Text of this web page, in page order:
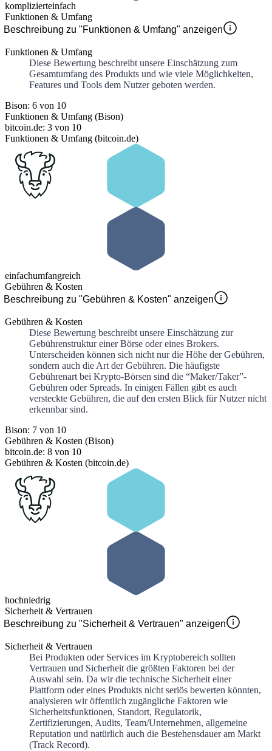
komplizierteinfach
Funktionen & Umfang
Beschreibung zu "Funktionen & Umfang" anzeigen
Funktionen & Umfang
Diese Bewertung beschreibt unsere Einschätzung zum
Gesamtumfang des Produkts und wie viele Möglichkeiten,
Features und Tools dem Nutzer geboten werden.
Bison: 6 von 10
Funktionen & Umfang (Bison)
bitcoin.de: 3 von 10
Funktionen & Umfang (bitcoin.de)
einfachumfangreich
Gebühren & Kosten
Beschreibung zu "Gebühren & Kosten" anzeigen
Gebühren & Kosten
Diese Bewertung beschreibt unsere Einschätzung zur
Gebührenstruktur einer Börse oder eines Brokers.
Unterscheiden können sich nicht nur die Höhe der Gebühren,
sondern auch die Art der Gebühren. Die häufigste
Gebührenart bei Krypto-Börsen sind die “Maker/Taker”-
Gebühren oder Spreads. In einigen Fällen gibt es auch
versteckte Gebühren, die auf den ersten Blick für Nutzer nicht
erkennbar sind.
Bison: 7 von 10
Gebühren & Kosten (Bison)
bitcoin.de: 8 von 10
Gebühren & Kosten (bitcoin.de)
hochniedrig
Sicherheit & Vertrauen
Beschreibung zu "Sicherheit & Vertrauen" anzeigen
Sicherheit & Vertrauen
Bei Produkten oder Services im Kryptobereich sollten
Vertrauen und Sicherheit die größten Faktoren bei der
Auswahl sein. Da wir die technische Sicherheit einer
Plattform oder eines Produkts nicht seriös bewerten könnten,
analysieren wir öffentlich zugängliche Faktoren wie
Sicherheitsfunktionen, Standort, Regulatorik,
Zertifizierungen, Audits, Team/Unternehmen, allgemeine
Reputation und natürlich auch die Bestehensdauer am Markt
(Track Record).